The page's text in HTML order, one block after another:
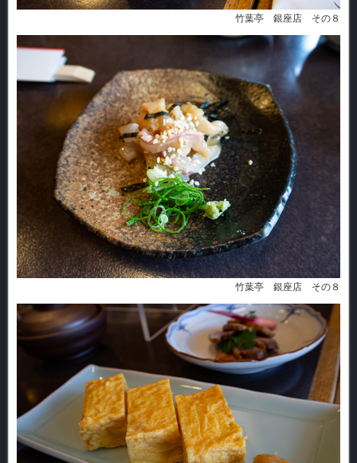
竹葉亭 銀座店 その８
竹葉亭 銀座店 その８